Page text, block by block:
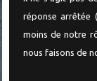
réponse arrêtée
moins de notre
nous faisons de